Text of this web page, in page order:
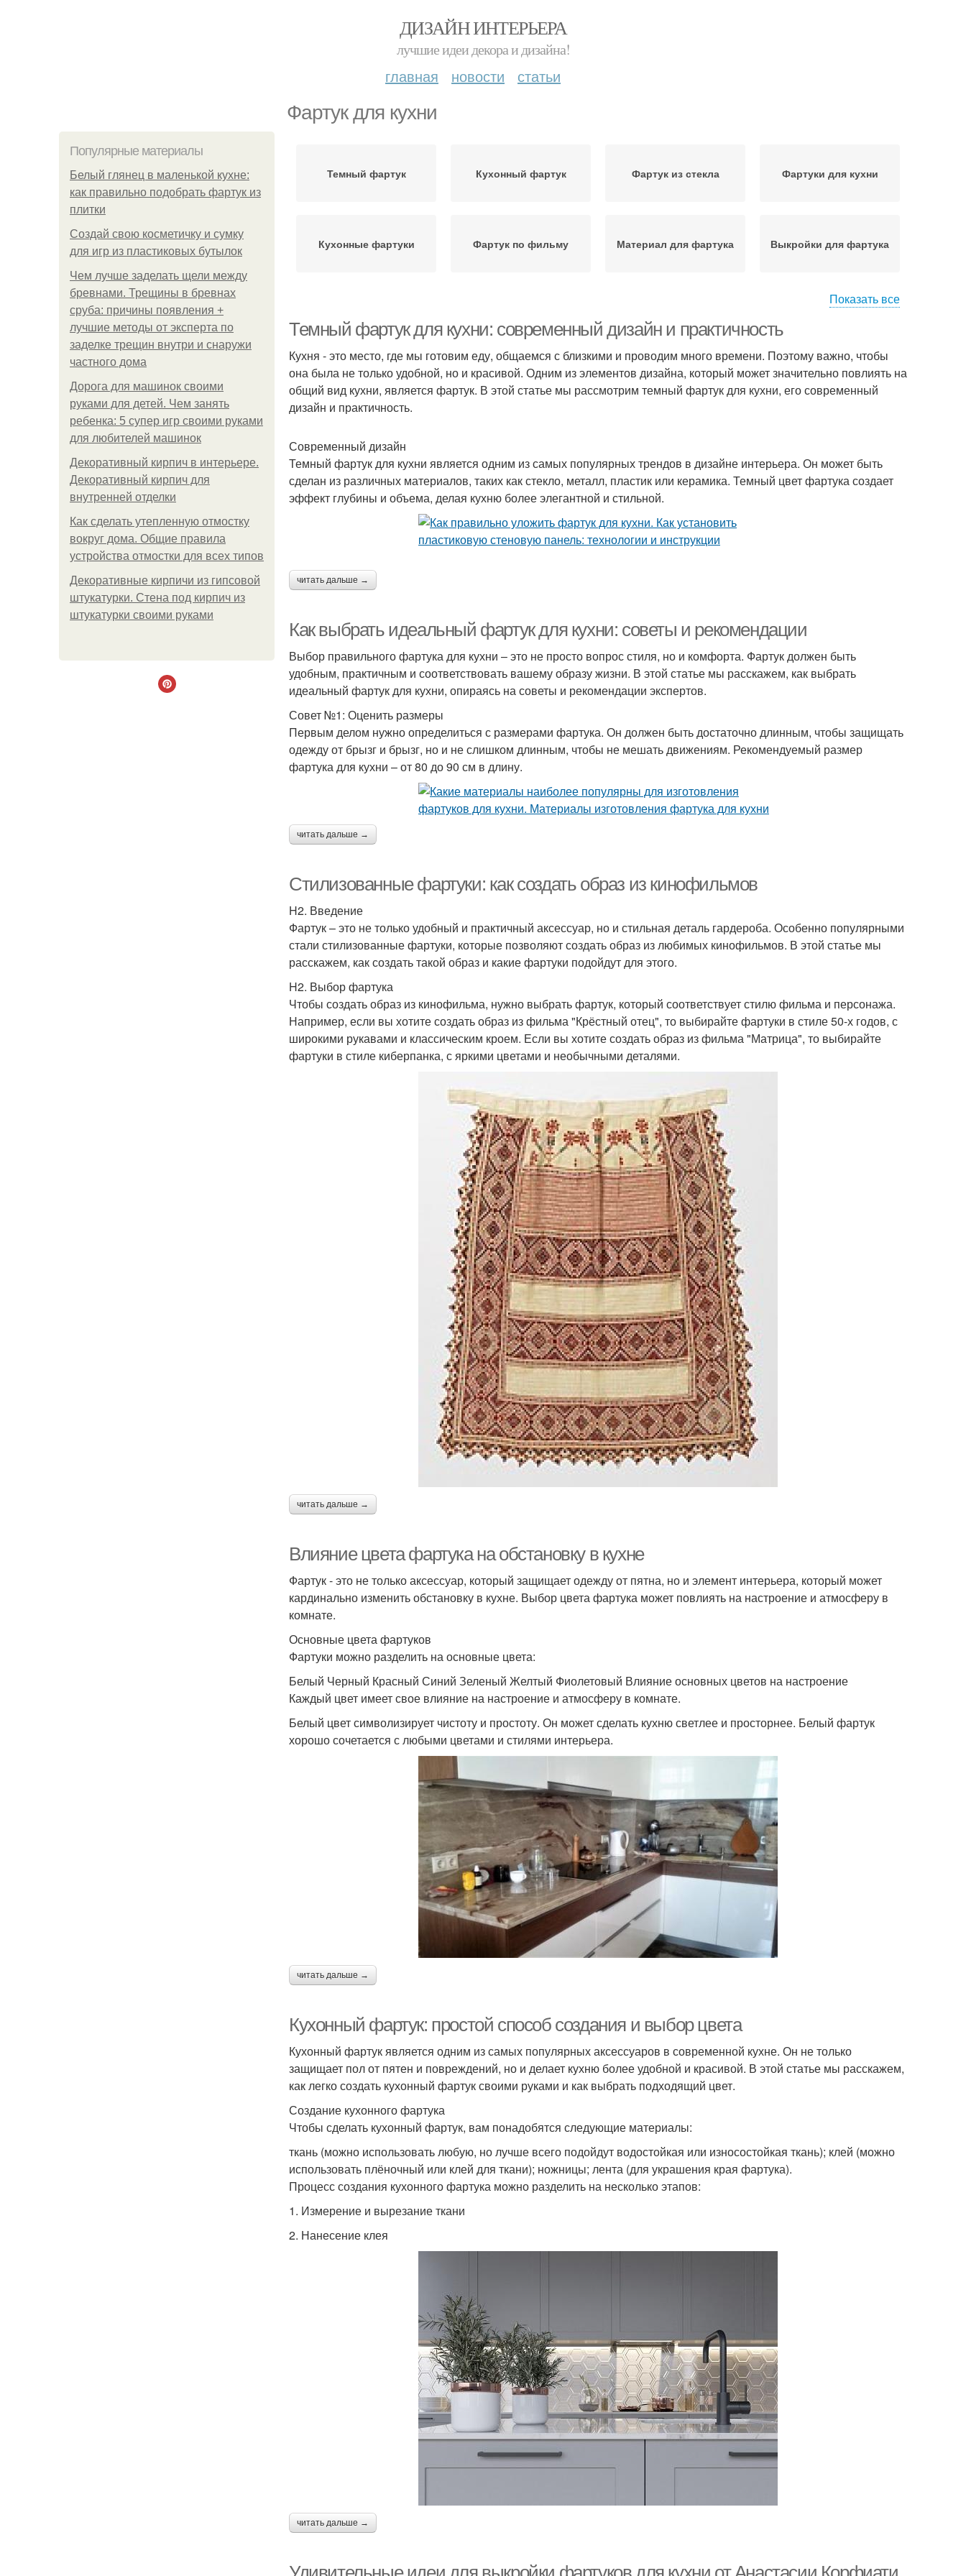
ДИЗАЙН ИНТЕРЬЕРА
лучшие идеи декора и дизайна!
главная новости статьи
Фартук для кухни
Популярные материалы
Белый глянец в маленькой кухне:
как правильно подобрать фартук из
плитки
Создай свою косметичку и сумку
для игр из пластиковых бутылок
Чем лучше заделать щели между
бревнами. Трещины в бревнах
сруба: причины появления +
лучшие методы от эксперта по
заделке трещин внутри и снаружи
частного дома
Дорога для машинок своими
руками для детей. Чем занять
ребенка: 5 супер игр своими руками
для любителей машинок
Декоративный кирпич в интерьере.
Декоративный кирпич для
внутренней отделки
Как сделать утепленную отмостку
вокруг дома. Общие правила
устройства отмостки для всех типов
Декоративные кирпичи из гипсовой
штукатурки. Стена под кирпич из
штукатурки своими руками
Темный фартук Кухонный фартук Фартук из стекла Фартуки для кухни
Кухонные фартуки Фартук по фильму Материал для фартука Выкройки для фартука
Домашний фартук Специальные фартуки
Фартуки для рабочей
зоны
Зоны на кухне
Идеальный фартук Фартук для создания
Фартук из марокканской
плитки
Модный фартук
Решения для кухни Кухня в серых тонах Белая кухня Фартук на кухню
Бюджетный фартук Фартук для труда
Фартук с отрезным
нагрудником
Фартук с эффектной
оборкой
Фартук с нагрудником Столешницы для кухни
Функциональные
фартуки
Купе для кухни Кухни в виде
фартук
Дешевые фартуки Фартук из плитки Фартук для взрослого Фартук с рюшами
Японский фартук Цельнокроеный фартук Фартук из бурды
Плитка для кухонного
фартука
Рулонный фартук Белый фартук
Показать все
Темный фартук для кухни: современный дизайн и практичность
Кухня - это место, где мы готовим еду, общаемся с близкими и проводим много времени. Поэтому важно, чтобы
она была не только удобной, но и красивой. Одним из элементов дизайна, который может значительно повлиять на
общий вид кухни, является фартук. В этой статье мы рассмотрим темный фартук для кухни, его современный
дизайн и практичность.
Современный дизайн
Темный фартук для кухни является одним из самых популярных трендов в дизайне интерьера. Он может быть
сделан из различных материалов, таких как стекло, металл, пластик или керамика. Темный цвет фартука создает
эффект глубины и объема, делая кухню более элегантной и стильной.
читать дальше →
Как выбрать идеальный фартук для кухни: советы и рекомендации
Выбор правильного фартука для кухни – это не просто вопрос стиля, но и комфорта. Фартук должен быть
удобным, практичным и соответствовать вашему образу жизни. В этой статье мы расскажем, как выбрать
идеальный фартук для кухни, опираясь на советы и рекомендации экспертов.
Совет №1: Оценить размеры
Первым делом нужно определиться с размерами фартука. Он должен быть достаточно длинным, чтобы защищать
одежду от брызг и брызг, но и не слишком длинным, чтобы не мешать движениям. Рекомендуемый размер
фартука для кухни – от 80 до 90 см в длину.
читать дальше →
Стилизованные фартуки: как создать образ из кинофильмов
H2. Введение
Фартук – это не только удобный и практичный аксессуар, но и стильная деталь гардероба. Особенно популярными
стали стилизованные фартуки, которые позволяют создать образ из любимых кинофильмов. В этой статье мы
расскажем, как создать такой образ и какие фартуки подойдут для этого.
H2. Выбор фартука
Чтобы создать образ из кинофильма, нужно выбрать фартук, который соответствует стилю фильма и персонажа.
Например, если вы хотите создать образ из фильма "Крёстный отец", то выбирайте фартуки в стиле 50-х годов, с
широкими рукавами и классическим кроем. Если вы хотите создать образ из фильма "Матрица", то выбирайте
фартуки в стиле киберпанка, с яркими цветами и необычными деталями.
читать дальше →
Влияние цвета фартука на обстановку в кухне
Фартук - это не только аксессуар, который защищает одежду от пятна, но и элемент интерьера, который может
кардинально изменить обстановку в кухне. Выбор цвета фартука может повлиять на настроение и атмосферу в
комнате.
Основные цвета фартуков
Фартуки можно разделить на основные цвета:
Белый Черный Красный Синий Зеленый Желтый Фиолетовый Влияние основных цветов на настроение
Каждый цвет имеет свое влияние на настроение и атмосферу в комнате.
Белый цвет символизирует чистоту и простоту. Он может сделать кухню светлее и просторнее. Белый фартук
хорошо сочетается с любыми цветами и стилями интерьера.
читать дальше →
Кухонный фартук: простой способ создания и выбор цвета
Кухонный фартук является одним из самых популярных аксессуаров в современной кухне. Он не только
защищает пол от пятен и повреждений, но и делает кухню более удобной и красивой. В этой статье мы расскажем,
как легко создать кухонный фартук своими руками и как выбрать подходящий цвет.
Создание кухонного фартука
Чтобы сделать кухонный фартук, вам понадобятся следующие материалы:
ткань (можно использовать любую, но лучше всего подойдут водостойкая или износостойкая ткань); клей (можно
использовать плёночный или клей для ткани); ножницы; лента (для украшения края фартука).
Процесс создания кухонного фартука можно разделить на несколько этапов:
1. Измерение и вырезание ткани
2. Нанесение клея
читать дальше →